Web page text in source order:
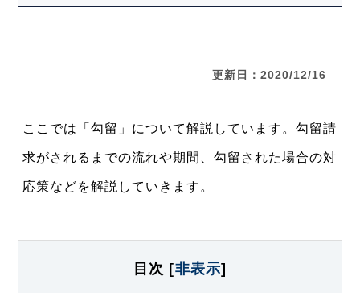
更新日：2020/12/16
ここでは「勾留」について解説しています。勾留請
求がされるまでの流れや期間、勾留された場合の対
応策などを解説していきます。
目次 [非表示]